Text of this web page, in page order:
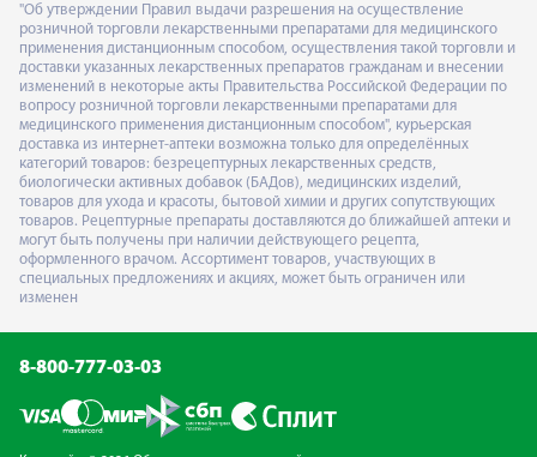
"Об утверждении Правил выдачи разрешения на осуществление
розничной торговли лекарственными препаратами для медицинского
применения дистанционным способом, осуществления такой торговли и
доставки указанных лекарственных препаратов гражданам и внесении
изменений в некоторые акты Правительства Российской Федерации по
вопросу розничной торговли лекарственными препаратами для
медицинского применения дистанционным способом", курьерская
доставка из интернет-аптеки возможна только для определённых
категорий товаров: безрецептурных лекарственных средств,
биологически активных добавок (БАДов), медицинских изделий,
товаров для ухода и красоты, бытовой химии и других сопутствующих
товаров. Рецептурные препараты доставляются до ближайшей аптеки и
могут быть получены при наличии действующего рецепта,
оформленного врачом. Ассортимент товаров, участвующих в
специальных предложениях и акциях, может быть ограничен или
изменен
8-800-777-03-03